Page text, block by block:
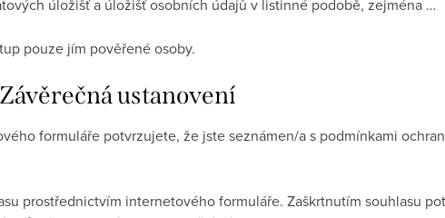
úložišť a úložišť osobních údajů v listinné podobě, zejména …
pouze jím pověřené osoby.
ustanovení
formuláře potvrzujete, že jste seznámen/a s podmínkami
prostřednictvím internetového formuláře. Zaškrtnutím souhlasu